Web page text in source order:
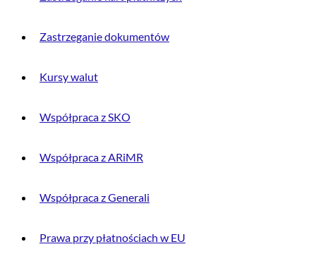
Zastrzeganie dokumentów
Kursy walut
Współpraca z SKO
Współpraca z ARiMR
Współpraca z Generali
Prawa przy płatnościach w EU